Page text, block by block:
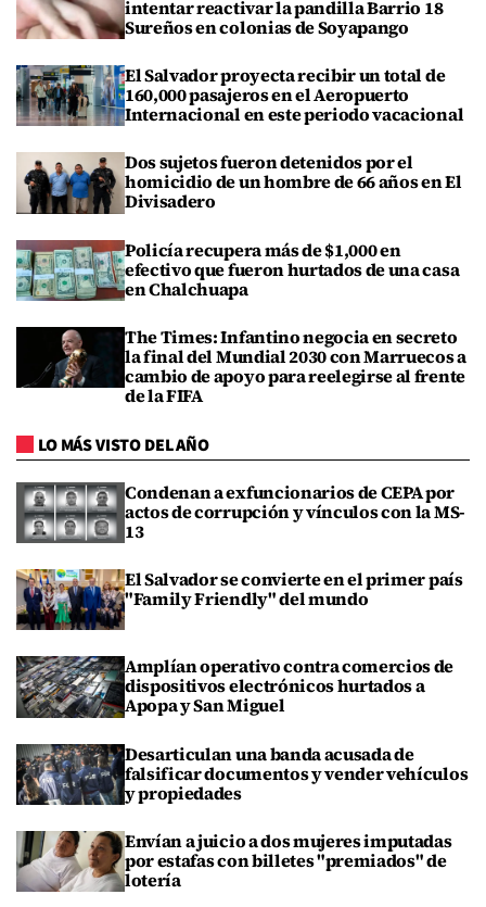
intentar reactivar la pandilla Barrio 18
Sureños en colonias de Soyapango
El Salvador proyecta recibir un total de
160,000 pasajeros en el Aeropuerto
Internacional en este periodo vacacional
Dos sujetos fueron detenidos por el
homicidio de un hombre de 66 años en El
Divisadero
Policía recupera más de $1,000 en
efectivo que fueron hurtados de una casa
en Chalchuapa
The Times: Infantino negocia en secreto
la final del Mundial 2030 con Marruecos a
cambio de apoyo para reelegirse al frente
de la FIFA
LO MÁS VISTO DEL AÑO
Condenan a exfuncionarios de CEPA por
actos de corrupción y vínculos con la MS-
13
El Salvador se convierte en el primer país
"Family Friendly" del mundo
Amplían operativo contra comercios de
dispositivos electrónicos hurtados a
Apopa y San Miguel
Desarticulan una banda acusada de
falsificar documentos y vender vehículos
y propiedades
Envían a juicio a dos mujeres imputadas
por estafas con billetes "premiados" de
lotería